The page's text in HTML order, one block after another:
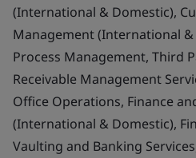
(International & Domestic),
Management (International &
Process Management, Third
Receivable Management
Office Operations, Finance
(International & Domestic),
Vaulting and Banking